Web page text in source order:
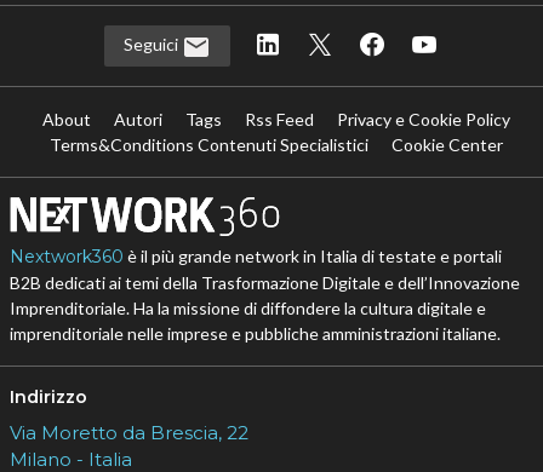
Seguici
About Autori Tags Rss Feed
Privacy e Cookie Policy
Terms&Conditions Contenuti Specialistici
Cookie Center
Nextwork360 è il più grande network in Italia di testate e portali
B2B dedicati ai temi della Trasformazione Digitale e dell’Innovazione
Imprenditoriale. Ha la missione di diffondere la cultura digitale e
imprenditoriale nelle imprese e pubbliche amministrazioni italiane.
Indirizzo
Via Moretto da Brescia, 22
Milano - Italia